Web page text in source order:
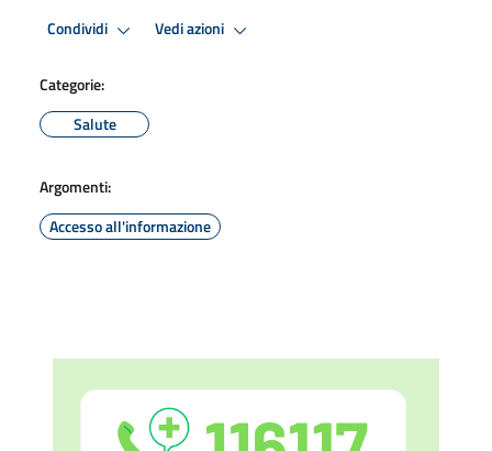
Condividi Vedi azioni
Categorie:
Salute
Argomenti:
Accesso all'informazione